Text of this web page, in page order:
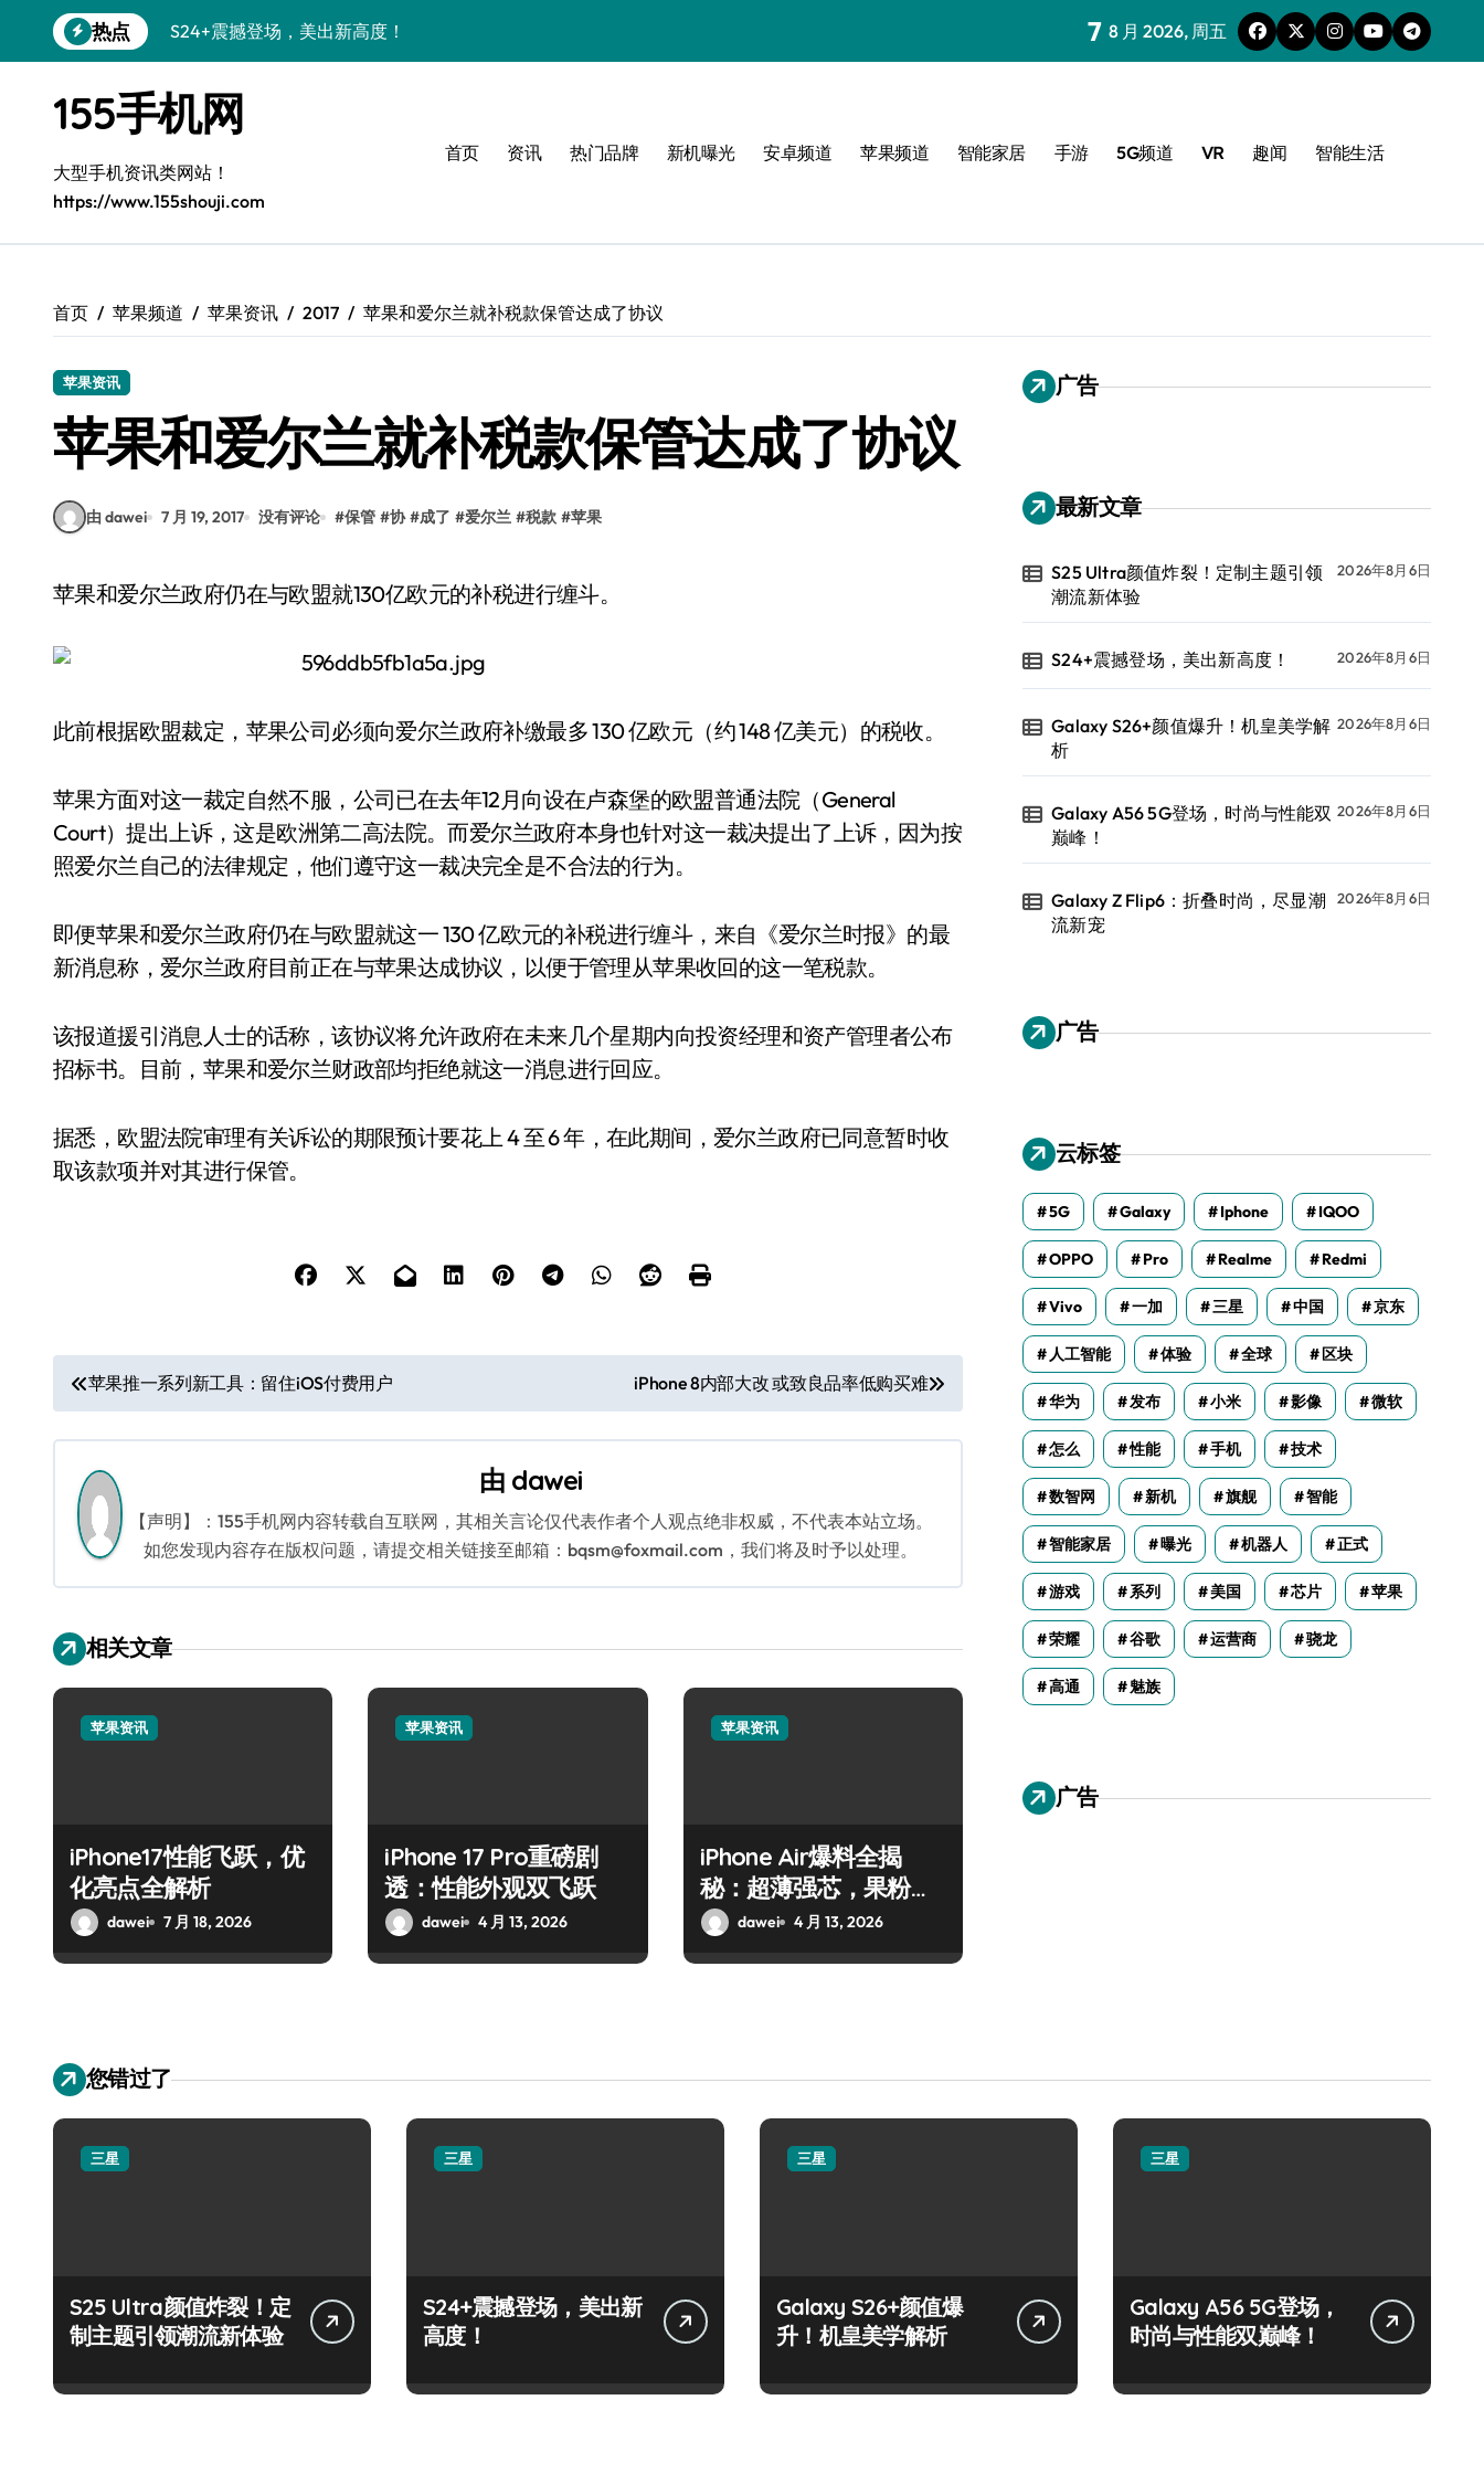
到
热点
S24+震撼登场，美出新高度！
Galaxy A56 5G登场，时尚与性能双巅峰！
Galaxy Z Flip6：折叠时尚，尽显潮流新宠
三星Galaxy S26发布：个性美化全攻略
Galaxy S25美颜秘籍：个性定制炫酷玩法
Galaxy C55 5G登场，演绎三星美学新巅峰
S25 Ultra颜值炸裂！定制主题引领潮流新体验
7 8 月 2026, 周五
155手机网
大型手机资讯类网站！
https://www.155shouji.com
首页 资讯 热门品牌 新机曝光 安卓频道 苹果频道 智能家居 手游 5G频道 VR 趣闻 智能生活
首页 苹果频道 苹果资讯 2017 苹果和爱尔兰就补税款保管达成了协议
苹果资讯
苹果和爱尔兰就补税款保管达成了协议
由 dawei 7 月 19, 2017 没有评论 #保管 #协 #成了 #爱尔兰 #税款 #苹果
苹果和爱尔兰政府仍在与欧盟就130亿欧元的补税进行缠斗。
此前根据欧盟裁定，苹果公司必须向爱尔兰政府补缴最多 130 亿欧元（约 148 亿美元）的税收。
苹果方面对这一裁定自然不服，公司已在去年12月向设在卢森堡的欧盟普通法院（General
Court）提出上诉，这是欧洲第二高法院。而爱尔兰政府本身也针对这一裁决提出了上诉，因为按
照爱尔兰自己的法律规定，他们遵守这一裁决完全是不合法的行为。
即便苹果和爱尔兰政府仍在与欧盟就这一 130 亿欧元的补税进行缠斗，来自《爱尔兰时报》的最
新消息称，爱尔兰政府目前正在与苹果达成协议，以便于管理从苹果收回的这一笔税款。
该报道援引消息人士的话称，该协议将允许政府在未来几个星期内向投资经理和资产管理者公布
招标书。目前，苹果和爱尔兰财政部均拒绝就这一消息进行回应。
据悉，欧盟法院审理有关诉讼的期限预计要花上 4 至 6 年，在此期间，爱尔兰政府已同意暂时收
取该款项并对其进行保管。
文
章
导
航
苹果推一系列新工具：留住iOS付费用户 iPhone 8内部大改 或致良品率低购买难
由 dawei
【声明】：155手机网内容转载自互联网，其相关言论仅代表作者个人观点绝非权威，不代表本站立场。
如您发现内容存在版权问题，请提交相关链接至邮箱：bqsm@foxmail.com，我们将及时予以处理。
相关文章
苹果资讯
iPhone17性能飞跃，优
化亮点全解析
dawei 7 月 18, 2026
苹果资讯
iPhone 17 Pro重磅剧
透：性能外观双飞跃
dawei 4 月 13, 2026
苹果资讯
iPhone Air爆料全揭
秘：超薄强芯，果粉狂
喜！dawei 4 月 13, 2026
广告
最新文章
S25 Ultra颜值炸裂！定制主题引领
潮流新体验
2026年8月6日
S24+震撼登场，美出新高度！ 2026年8月6日
Galaxy S26+颜值爆升！机皇美学解
析
2026年8月6日
Galaxy A56 5G登场，时尚与性能双
巅峰！
2026年8月6日
Galaxy Z Flip6：折叠时尚，尽显潮
流新宠
2026年8月6日
广告
云标签
5G Galaxy Iphone IQOO
OPPO Pro Realme Redmi
Vivo 一加 三星 中国 京东
人工智能 体验 全球 区块
华为 发布 小米 影像 微软
怎么 性能 手机 技术
数智网 新机 旗舰 智能
智能家居 曝光 机器人 正式
游戏 系列 美国 芯片 苹果
荣耀 谷歌 运营商 骁龙
高通 魅族
广告
您错过了
三星
S25 Ultra颜值炸裂！定
制主题引领潮流新体验
三星
S24+震撼登场，美出新
高度！
三星
Galaxy S26+颜值爆
升！机皇美学解析
三星
Galaxy A56 5G登场，
时尚与性能双巅峰！